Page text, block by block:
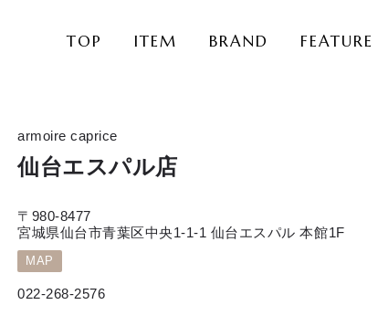
TOP ITEM BRAND FEATURE
armoire caprice
仙台エスパル店
〒980-8477
宮城県仙台市青葉区中央1-1-1 仙台エスパル 本館1F
MAP
022-268-2576